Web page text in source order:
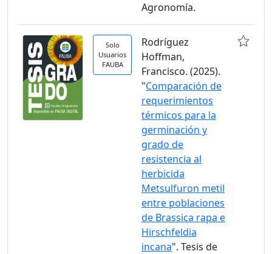
Agronomía.
Solo
Usuarios
FAUBA
Rodríguez
Hoffman,
Francisco. (2025).
"Comparación de
requerimientos
térmicos para la
germinación y
grado de
resistencia al
herbicida
Metsulfuron metil
entre poblaciones
de Brassica rapa e
Hirschfeldia
incana". Tesis de